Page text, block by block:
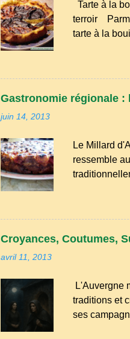
Tailles,
Tarte à la
terroir Parmi
tarte à la
familiales
tendresse.
cette tarte
modestes :
grenier. Pas
Gastronomie régionale :
juin 14, 2013
Le Millard
ressemble
cerises.
faut aussi 3
passez les
Croyances, Coutumes,
avril 11, 2013
L'Auvergne
traditions et
ses